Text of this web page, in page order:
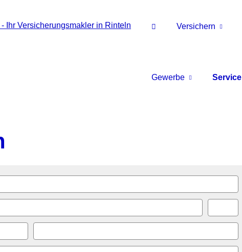
Versichern
Gewerbe Service